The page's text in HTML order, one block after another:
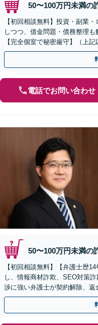
50〜100万円未満の
【初回相談無料】投資・副業
しつつ、借金問題・債務整理も
【完全個室で秘密厳守】（上
ておりませんのでご了承くださ
電話でお問い合わせ
50〜100万円未満の
【初回相談無料】【弁護士歴
し、情報商材詐欺、SEO対策
渉に強い弁護士が契約解除、返